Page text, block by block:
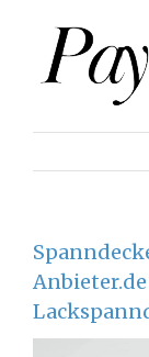
springen